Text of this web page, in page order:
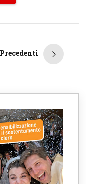
Precedenti